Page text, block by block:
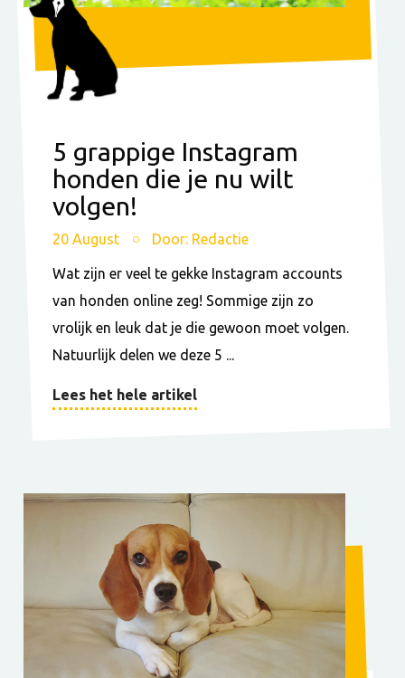
5 grappige Instagram
honden die je nu wilt
volgen!
20 August Door: Redactie
Wat zijn er veel te gekke Instagram accounts
van honden online zeg! Sommige zijn zo
vrolijk en leuk dat je die gewoon moet volgen.
Natuurlijk delen we deze 5 ...
Lees het hele artikel